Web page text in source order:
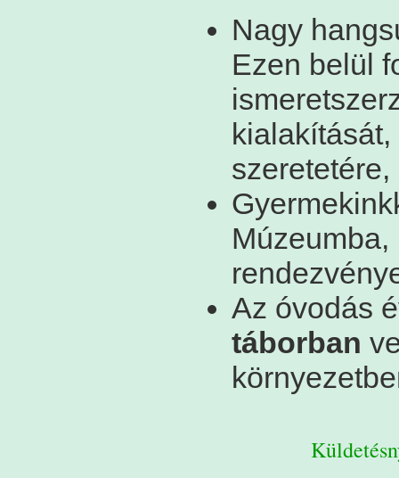
Nagy
Ezen belül
Az óvodás
táborban